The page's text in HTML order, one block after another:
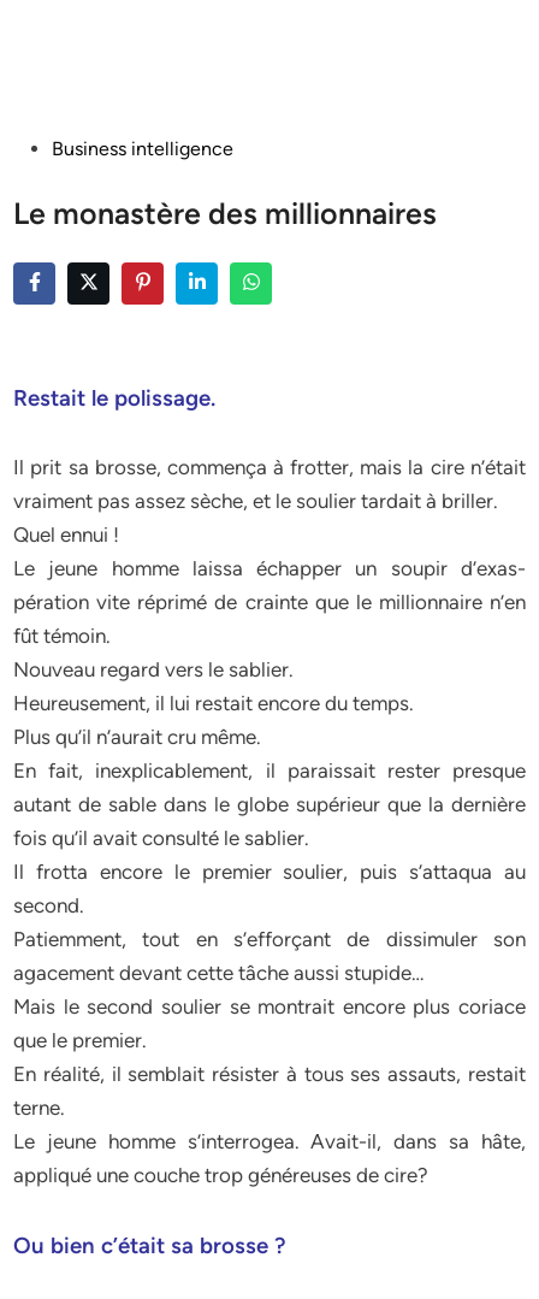
PostedBusiness intelligence
Le monastère des millionnaires
Restait le polissage.
Il prit sa brosse, commença à frotter, mais la cire n’était
vraiment pas assez sèche, et le soulier tardait à briller.
Quel ennui !
Le jeune homme laissa échapper un soupir d’exas-
pération vite réprimé de crainte que le millionnaire n’en
fût témoin.
Nouveau regard vers le sablier.
Heureusement, il lui restait encore du temps.
Plus qu’il n’aurait cru même.
En fait, inexplicablement, il paraissait rester presque
autant de sable dans le globe supérieur que la dernière
fois qu’il avait consulté le sablier.
Il frotta encore le premier soulier, puis s’attaqua au
second.
Patiemment, tout en s’efforçant de dissimuler son
agacement devant cette tâche aussi stupide…
Mais le second soulier se montrait encore plus coriace
que le premier.
En réalité, il semblait résister à tous ses assauts, restait
terne.
Le jeune homme s’interrogea. Avait-il, dans sa hâte,
appliqué une couche trop généreuses de cire?
Ou bien c’était sa brosse ?